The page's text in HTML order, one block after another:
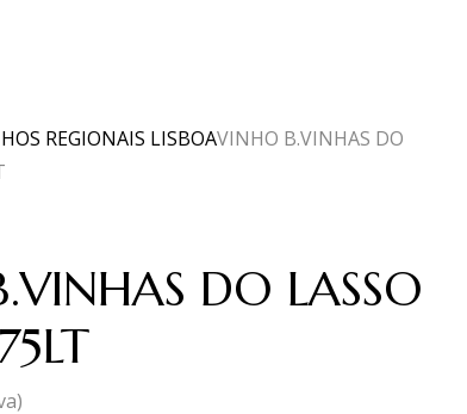
REGIONAIS LISBOAVINHO B.VINHAS DO
DO LASSO